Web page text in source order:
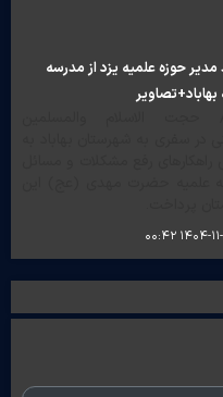
مدیر حوزه علمیه یزد از مدرسه
۱۱-۲۸ ۰۰:۴۲